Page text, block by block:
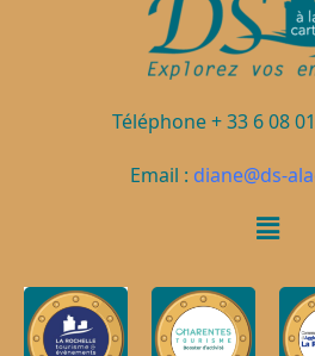
Téléphone + 33 6 08
Email : diane@ds-